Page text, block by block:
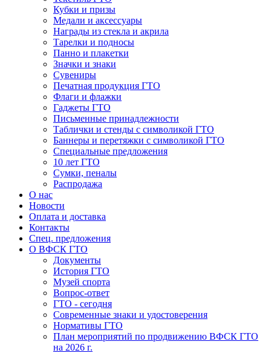
Кубки и призы
Медали и аксессуары
Награды из стекла и акрила
Тарелки и подносы
Панно и плакетки
Значки и знаки
Сувениры
Печатная продукция ГТО
Флаги и флажки
Гаджеты ГТО
Письменные принадлежности
Таблички и стенды с символикой ГТО
Баннеры и перетяжки с символикой ГТО
Специальные предложения
10 лет ГТО
Сумки, пеналы
Распродажа
О нас
Новости
Оплата и доставка
Контакты
Спец. предложения
О ВФСК ГТО
Документы
История ГТО
Музей спорта
Вопрос-ответ
ГТО - сегодня
Современные знаки и удостоверения
Нормативы ГТО
План мероприятий по продвижению ВФСК ГТО
на 2026 г.